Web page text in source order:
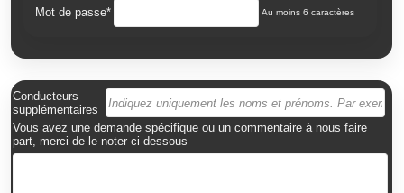
Mot de passe* Au moins 6 caractères
Conducteurs
supplémentaires
Vous avez une demande spécifique ou un commentaire à nous faire
part, merci de le noter ci-dessous